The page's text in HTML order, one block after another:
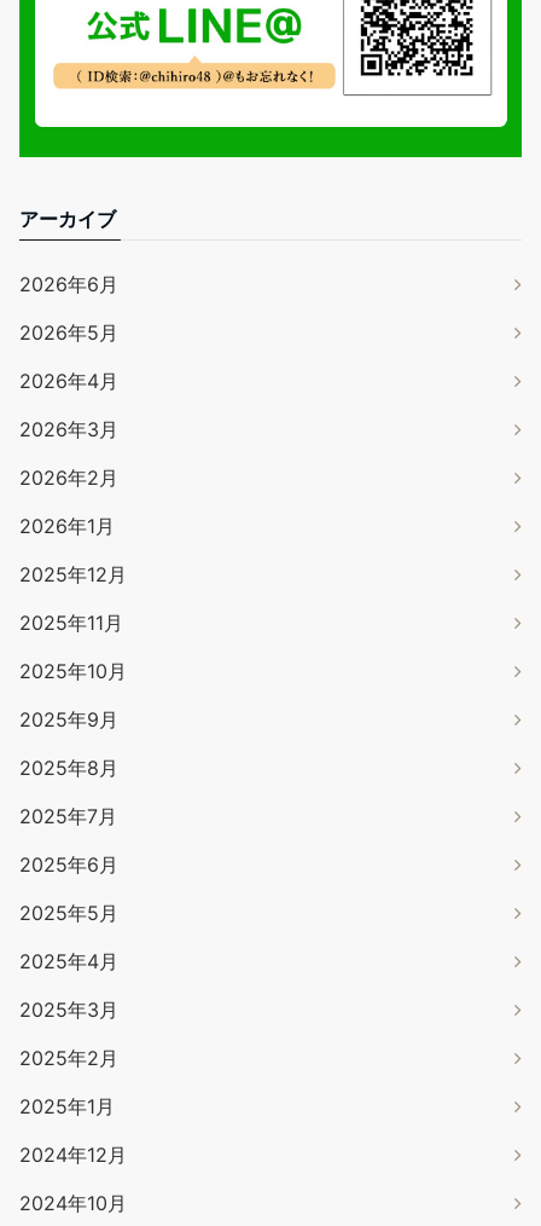
アーカイブ
2026年6月
2026年5月
2026年4月
2026年3月
2026年2月
2026年1月
2025年12月
2025年11月
2025年10月
2025年9月
2025年8月
2025年7月
2025年6月
2025年5月
2025年4月
2025年3月
2025年2月
2025年1月
2024年12月
2024年10月